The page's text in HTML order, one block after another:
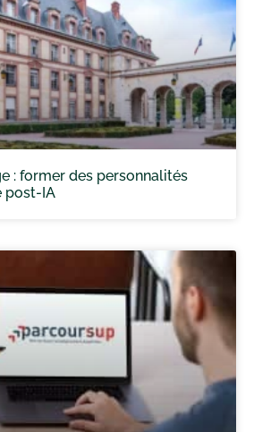
: former des personnalités
post-IA